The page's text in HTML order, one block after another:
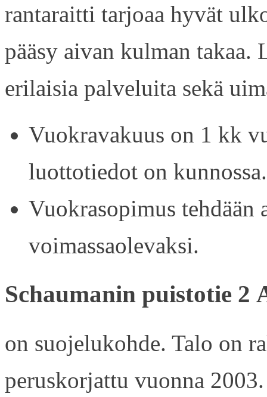
rantaraitti tarjoaa hyvät
pääsy aivan kulman
erilaisia palveluita sekä
Vuokravakuus on 1 kk
luottotiedot on kunnossa.
Vuokrasopimus tehdään
voimassaolevaksi.
Schaumanin puistotie 2
on suojelukohde. Talo on
peruskorjattu vuonna 2003.